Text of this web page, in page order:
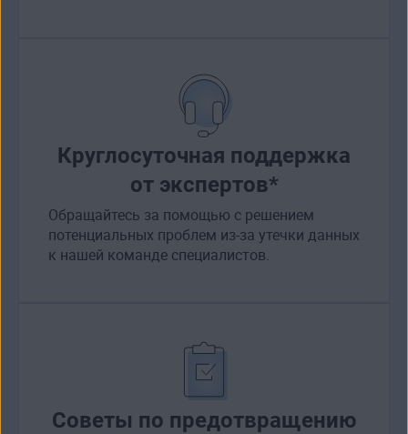
Круглосуточная поддержка
от экспертов*
Обращайтесь за помощью с решением
потенциальных проблем из-за утечки данных
к нашей команде специалистов.
Советы по предотвращению